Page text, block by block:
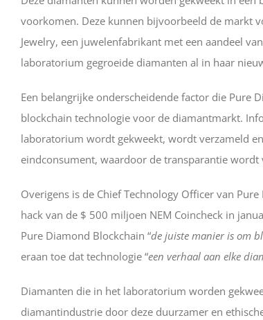
voorkomen. Deze kunnen bijvoorbeeld de markt
Jewelry, een juwelenfabrikant met een aandeel
laboratorium gegroeide diamanten al in haar
Een belangrijke onderscheidende factor die Pure
blockchain technologie voor de diamantmarkt.
laboratorium wordt gekweekt, wordt verzameld
eindconsument, waardoor de transparantie
Overigens is de Chief Technology Officer van
hack van de $ 500 miljoen NEM Coincheck in
Pure Diamond Blockchain “de juiste manier is om
eraan toe dat technologie “een verhaal aan elke
Diamanten die in het laboratorium worden
diamantindustrie door deze duurzamer en